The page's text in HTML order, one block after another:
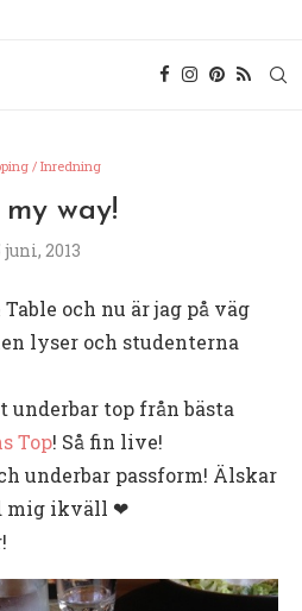
/ Inredning
way!
juni, 2013
och nu är jag på väg
lyser och studenterna
underbar top från bästa
Top! Så fin live!
underbar passform! Älskar
mig ikväll ❤